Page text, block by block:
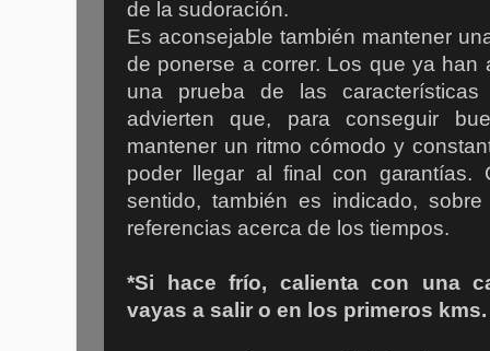
de la sudoración.
Es aconsejable también mantener
de ponerse a correr. Los que ya han
una prueba de las
advierten que, para conseguir
mantener un ritmo cómodo y
poder llegar al final con garantías.
sentido, también es indicado,
referencias acerca de los tiempos.
*Si hace frío, calienta con una
vayas a salir o en los primeros